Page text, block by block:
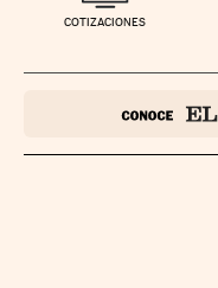
COTIZACIONES